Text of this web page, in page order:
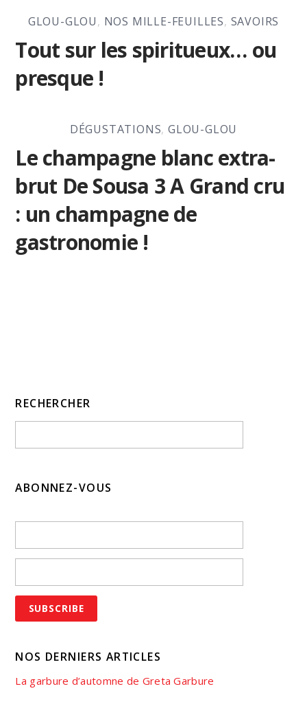
GLOU-GLOU, NOS MILLE-FEUILLES, SAVOIRS
Tout sur les spiritueux… ou
presque !
DÉGUSTATIONS, GLOU-GLOU
Le champagne blanc extra-
brut De Sousa 3 A Grand cru
: un champagne de
gastronomie !
RECHERCHER
ABONNEZ-VOUS
NOS DERNIERS ARTICLES
La garbure d’automne de Greta Garbure